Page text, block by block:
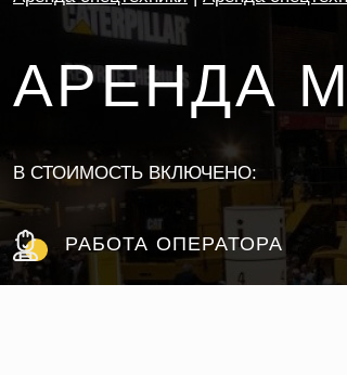
АРЕНДА
В СТОИМОСТЬ ВКЛЮЧЕНО:
РАБОТА ОПЕРАТОРА